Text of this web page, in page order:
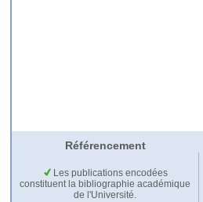
Référencement
Les publications encodées
constituent la bibliographie académique
de l'Université.